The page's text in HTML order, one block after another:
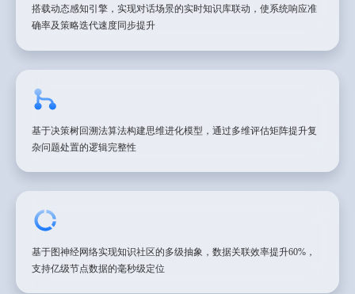
搭载动态感知引擎，实现对话场景的实时知识库联动，使系统响应准
确率及策略迭代速度同步提升
基于决策树回溯法算法构建思维进化模型，通过多维评估矩阵提升复
杂问题处置的逻辑完整性
基于图神经网络实现知识社区的多级抽象，数据关联效率提升60%，
支持亿级节点数据的毫秒级定位